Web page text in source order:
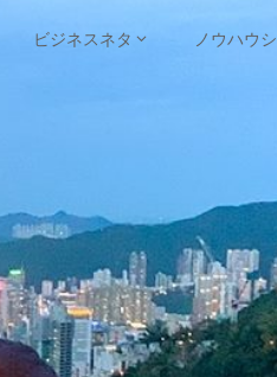
ビジネスネタ ノウハウ